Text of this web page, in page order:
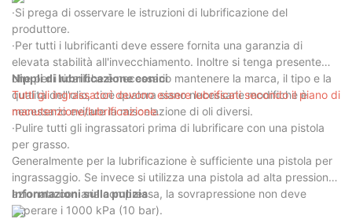
·Si prega di osservare le istruzioni di lubrificazione del
produttore.
·Per tutti i lubrificanti deve essere fornita una garanzia di
elevata stabilità all'invecchiamento. Inoltre si tenga presente
che per i ricariche è necessario mantenere la marca, il tipo e la
qualità dell'olio, cioè qualora siano necessarie modifiche è
necessario evitare la miscelazione di oli diversi.
Nippli di lubrificazione conici
Tutti gli ingrassatori devono essere lubrificati secondo il piano di
manutenzione/lubrificazione.
·Pulire tutti gli ingrassatori prima di lubrificare con una pistola
per grasso.
Generalmente per la lubrificazione è sufficiente una pistola per
ingrassaggio. Se invece si utilizza una pistola ad alta pressione
azionata con aria compressa, la sovrapressione non deve
superare i 1000 kPa (10 bar).
Informazioni sulla pulizia